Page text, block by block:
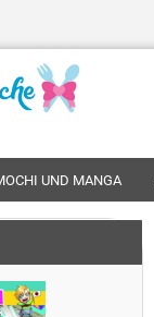
UND MANGA